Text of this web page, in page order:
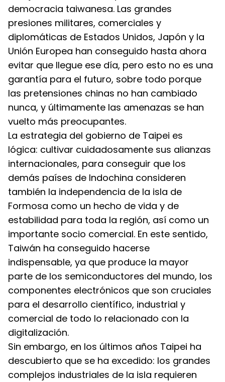
democracia taiwanesa. Las grandes
presiones militares, comerciales y
diplomáticas de Estados Unidos, Japón y la
Unión Europea han conseguido hasta ahora
evitar que llegue ese día, pero esto no es una
garantía para el futuro, sobre todo porque
las pretensiones chinas no han cambiado
nunca, y últimamente las amenazas se han
vuelto más preocupantes.
La estrategia del gobierno de Taipei es
lógica: cultivar cuidadosamente sus alianzas
internacionales, para conseguir que los
demás países de Indochina consideren
también la independencia de la isla de
Formosa como un hecho de vida y de
estabilidad para toda la región, así como un
importante socio comercial. En este sentido,
Taiwán ha conseguido hacerse
indispensable, ya que produce la mayor
parte de los semiconductores del mundo, los
componentes electrónicos que son cruciales
para el desarrollo científico, industrial y
comercial de todo lo relacionado con la
digitalización.
Sin embargo, en los últimos años Taipei ha
descubierto que se ha excedido: los grandes
complejos industriales de la isla requieren